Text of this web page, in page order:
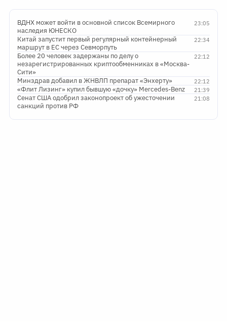
23:05
ВДНХ может войти в основной список Всемирного
наследия ЮНЕСКО
22:34
Китай запустит первый регулярный контейнерный
маршрут в ЕС через Севморпуть
22:12
Более 20 человек задержаны по делу о
незарегистрированных криптообменниках в «Москва-
Сити»
22:12
Минздрав добавил в ЖНВЛП препарат «Энхерту»
21:39
«Флит Лизинг» купил бывшую «дочку» Mercedes-Benz
21:08
Сенат США одобрил законопроект об ужесточении
санкций против РФ